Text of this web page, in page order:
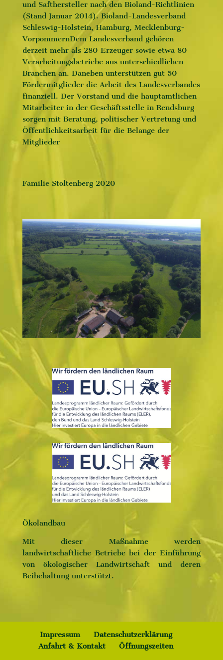
und Safthersteller nach den Bioland-Richtlinien
(Stand Januar 2014). Bioland-Landesverband
Schleswig-Holstein, Hamburg, Mecklenburg-
VorpommernDem Landesverband gehören
derzeit mehr als 280 Erzeuger sowie etwa 80
Verarbeitungsbetriebe aus unterschiedlichen
Branchen an. Daneben unterstützen gut 50
Fördermitglieder die Arbeit des Landesverbandes
finanziell. Der Vorstand und die hauptamtlichen
Mitarbeiter in der Geschäftsstelle in Rendsburg
sorgen mit Beratung, politischer Vertretung und
Öffentlichkeitsarbeit für die Belange der
Mitglieder
Familie Stoltenberg 2020
Ökolandbau
Mit dieser Maßnahme werden
landwirtschaftliche Betriebe bei der Einführung
von ökologischer Landwirtschaft und deren
Beibehaltung unterstützt.
Impressum
Datenschutzerklärung
Anfahrt & Kontakt
Öffnungszeiten